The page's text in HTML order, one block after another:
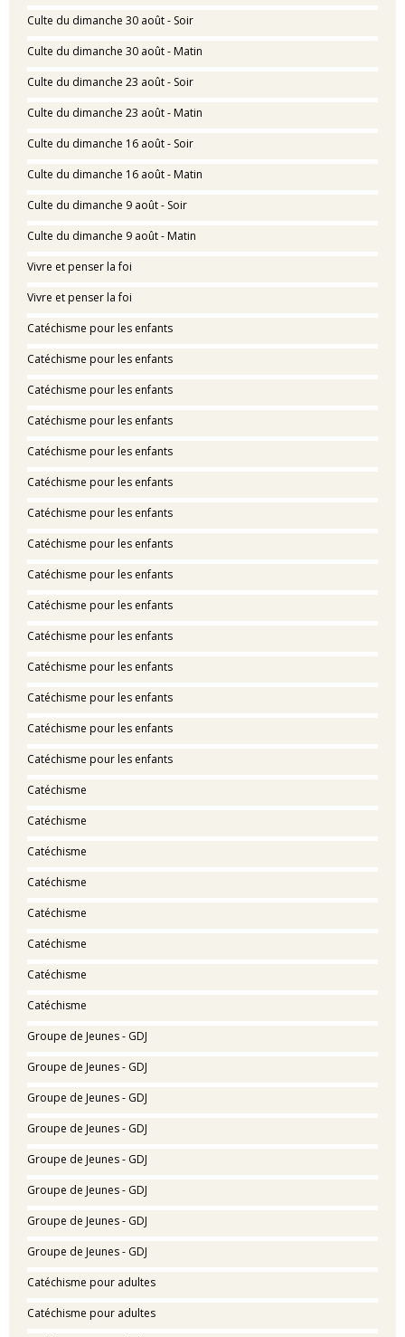
Culte du dimanche 30 août - Soir
Culte du dimanche 30 août - Matin
Culte du dimanche 23 août - Soir
Culte du dimanche 23 août - Matin
Culte du dimanche 16 août - Soir
Culte du dimanche 16 août - Matin
Culte du dimanche 9 août - Soir
Culte du dimanche 9 août - Matin
Vivre et penser la foi
Vivre et penser la foi
Catéchisme pour les enfants
Catéchisme pour les enfants
Catéchisme pour les enfants
Catéchisme pour les enfants
Catéchisme pour les enfants
Catéchisme pour les enfants
Catéchisme pour les enfants
Catéchisme pour les enfants
Catéchisme pour les enfants
Catéchisme pour les enfants
Catéchisme pour les enfants
Catéchisme pour les enfants
Catéchisme pour les enfants
Catéchisme pour les enfants
Catéchisme pour les enfants
Catéchisme
Catéchisme
Catéchisme
Catéchisme
Catéchisme
Catéchisme
Catéchisme
Catéchisme
Groupe de Jeunes - GDJ
Groupe de Jeunes - GDJ
Groupe de Jeunes - GDJ
Groupe de Jeunes - GDJ
Groupe de Jeunes - GDJ
Groupe de Jeunes - GDJ
Groupe de Jeunes - GDJ
Groupe de Jeunes - GDJ
Catéchisme pour adultes
Catéchisme pour adultes